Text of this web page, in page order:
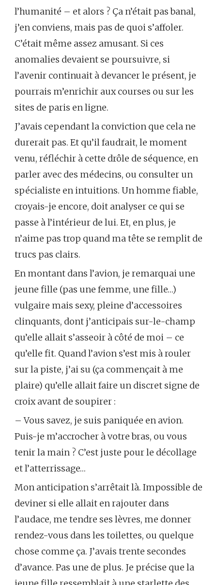
l’humanité – et alors ? Ça n’était pas banal,
j’en conviens, mais pas de quoi s’affoler.
C’était même assez amusant. Si ces
anomalies devaient se poursuivre, si
l’avenir continuait à devancer le présent, je
pourrais m’enrichir aux courses ou sur les
sites de paris en ligne.
J’avais cependant la conviction que cela ne
durerait pas. Et qu’il faudrait, le moment
venu, réfléchir à cette drôle de séquence, en
parler avec des médecins, ou consulter un
spécialiste en intuitions. Un homme fiable,
croyais-je encore, doit analyser ce qui se
passe à l’intérieur de lui. Et, en plus, je
n’aime pas trop quand ma tête se remplit de
trucs pas clairs.
En montant dans l’avion, je remarquai une
jeune fille (pas une femme, une fille…)
vulgaire mais sexy, pleine d’accessoires
clinquants, dont j’anticipais sur-le-champ
qu’elle allait s’asseoir à côté de moi – ce
qu’elle fit. Quand l’avion s’est mis à rouler
sur la piste, j’ai su (ça commençait à me
plaire) qu’elle allait faire un discret signe de
croix avant de soupirer :
– Vous savez, je suis paniquée en avion.
Puis-je m’accrocher à votre bras, ou vous
tenir la main ? C’est juste pour le décollage
et l’atterrissage…
Mon anticipation s’arrêtait là. Impossible de
deviner si elle allait en rajouter dans
l’audace, me tendre ses lèvres, me donner
rendez-vous dans les toilettes, ou quelque
chose comme ça. J’avais trente secondes
d’avance. Pas une de plus. Je précise que la